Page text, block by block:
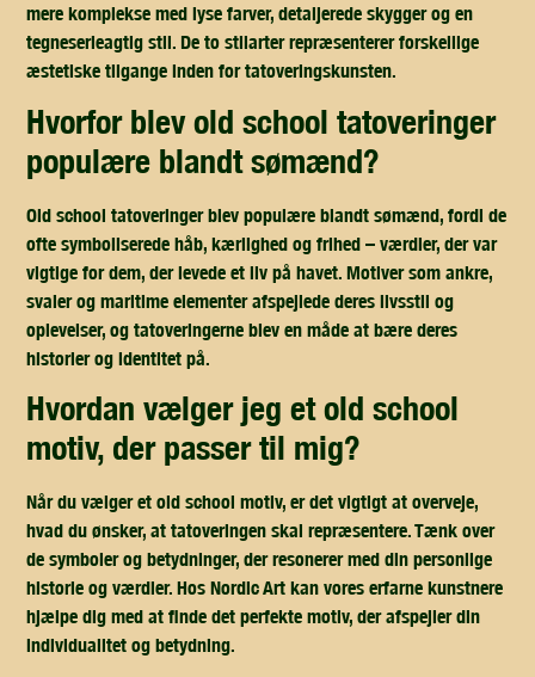
mere komplekse med lyse farver, detaljerede skygger og en
tegneserieagtig stil. De to stilarter repræsenterer forskellige
æstetiske tilgange inden for tatoveringskunsten.
hvorfor blev old school tatoveringer
populære blandt sømænd?
Old school tatoveringer blev populære blandt sømænd, fordi de
ofte symboliserede håb, kærlighed og frihed – værdier, der var
vigtige for dem, der levede et liv på havet. Motiver som ankre,
svaler og maritime elementer afspejlede deres livsstil og
oplevelser, og tatoveringerne blev en måde at bære deres
historier og identitet på.
hvordan vælger jeg et old school
motiv, der passer til mig?
Når du vælger et old school motiv, er det vigtigt at overveje,
hvad du ønsker, at tatoveringen skal repræsentere. Tænk over
de symboler og betydninger, der resonerer med din personlige
historie og værdier. Hos Nordic Art kan vores erfarne kunstnere
hjælpe dig med at finde det perfekte motiv, der afspejler din
individualitet og betydning.